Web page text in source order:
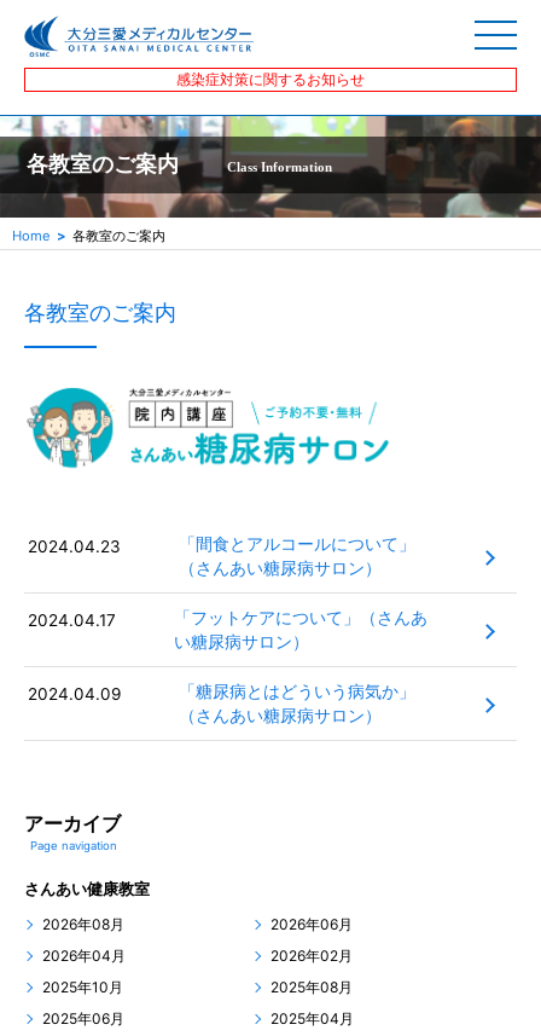
感染症対策に関するお知らせ
各教室のご案内 Class Information
Home 各教室のご案内
各教室のご案内
2024.04.23
「間食とアルコールについて」
（さんあい糖尿病サロン）
2024.04.17
「フットケアについて」（さんあ
い糖尿病サロン）
2024.04.09
「糖尿病とはどういう病気か」
（さんあい糖尿病サロン）
アーカイブ
Page navigation
さんあい健康教室
2026年08月
2026年06月
2026年04月
2026年02月
2025年10月
2025年08月
2025年06月
2025年04月